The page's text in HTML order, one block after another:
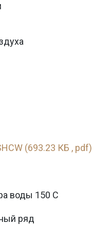
(693.23 КБ , pdf)
воды 150 С
ряд